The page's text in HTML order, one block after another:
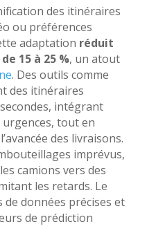
des itinéraires
ou préférences
adaptation réduit
15 à 25 %, un atout
. Des outils comme
des itinéraires
intégrant
tout en
des livraisons.
imprévus,
camions vers des
les retards. Le
données précises et
de prédiction